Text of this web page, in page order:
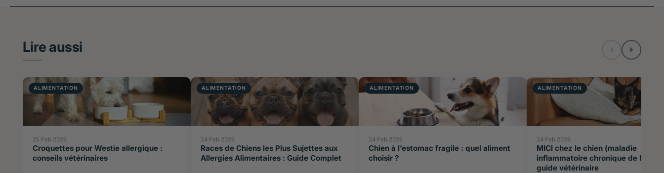
Lire aussi
ALIMENTATION
25 Feb 2026
Croquettes pour Westie allergique :
conseils vétérinaires
ALIMENTATION
24 Feb 2026
Races de Chiens les Plus Sujettes aux
Allergies Alimentaires : Guide Complet
ALIMENTATION
24 Feb 2026
Chien à l’estomac fragile : quel aliment
choisir ?
ALIMENTATION
24 Feb 2026
MICI chez le chien (maladie
inflammatoire chronique de
guide vétérinaire